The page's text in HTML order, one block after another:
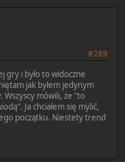
#289
gry i było to widoczne
jak byłem jedynym
Wszyscy mówili, że "to
Ja chciałem się mylić,
początku. Niestety trend